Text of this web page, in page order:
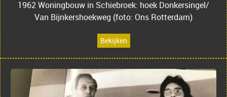
1962 Woningbouw in Schiebroek: hoek Donkersingel/
Van Bijnkershoekweg (foto: Ons Rotterdam)
Bekijken